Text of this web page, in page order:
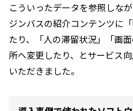
こういったデータを参照しな
ジンバスの紹介コンテンツに
たり、「人の滞留状況」「画
所へ変更したり、とサービス
いただきました。